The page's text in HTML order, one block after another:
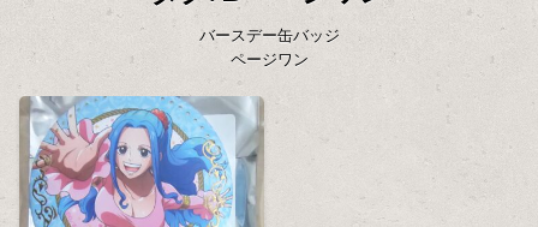
バースデー缶バッジ
ページワン